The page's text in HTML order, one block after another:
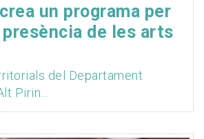
un programa per
de les arts
del Departament
Pirin...